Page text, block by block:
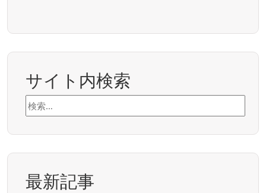
サイト内検索
検
索:
最新記事